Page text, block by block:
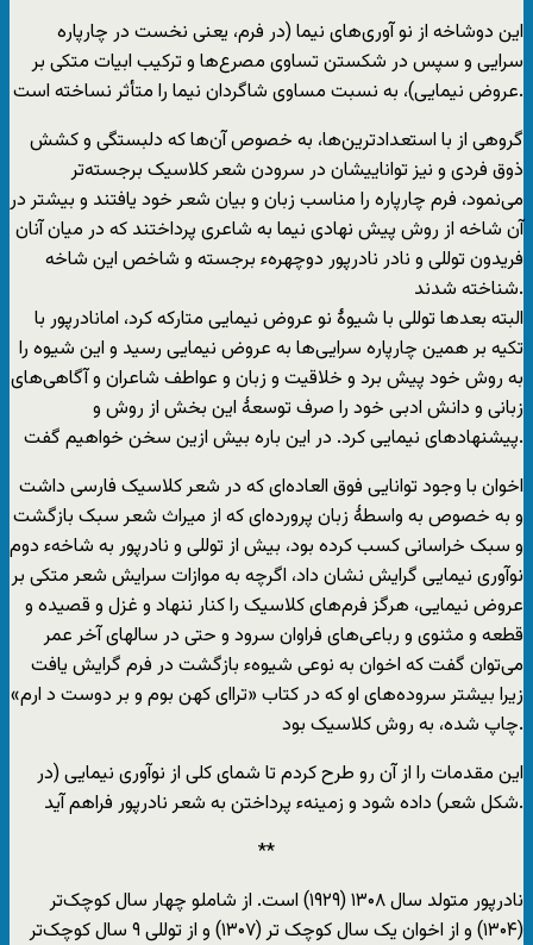
این دوشاخه از نو آوری‌های نیما (در فرم، یعنی نخست در چارپاره
سرایی و سپس در شکستن تساوی مصرع‌ها و ترکیب ابیات متکی بر
عروض نیمایی)، به نسبت مساوی شاگردان نیما را متأثر نساخته است.
گروهی از با استعداد‌ترین‌ها، به خصوص آن‌ها که دلبستگی و کشش
ذوق فردی و نیز تواناییشان در سرودن شعر کلاسیک برجسته‌‌تر
می‌نمود، فرم چارپاره را مناسب زبان و بیان شعر خود یافتند و بیشتر در
آن شاخه از روش پیش نهادی نیما به شاعری پرداختند که در میان آنان
فریدون توللی و نادر نادرپور دوچهرهء برجسته و شاخص این شاخه
شناخته شدند.
البته بعد‌ها توللی با شیوۀ نو عروض نیمایی متارکه کرد، امانادرپور با
تکیه بر همین چارپاره سرایی‌ها به عروض نیمایی رسید و این شیوه را
به روش خود پیش برد و خلاقیت و زبان و عواطف شاعران و آگاهی‌های
زبانی و دانش ادبی خود را صرف توسعۀ این بخش از روش و
پیشنهاد‌های نیمایی کرد. در این باره بیش ازین سخن خواهیم گفت.
اخوان با وجود توانایی فوق العاده‌ای که در شعر کلاسیک فارسی داشت
و به خصوص به واسطۀ زبان پرورده‌ای که از میراث شعر سبک بازگشت
و سبک خراسانی کسب کرده بود، بیش از توللی و نادرپور به شاخهء دوم
نوآوری نیمایی گرایش نشان داد، اگرچه به موازات سرایش شعر متکی بر
عروض نیمایی، هرگز فرم‌های کلاسیک را کنار ننهاد و غزل و قصیده و
قطعه و مثنوی و رباعی‌های فراوان سرود و حتی در سالهای آخر عمر
می‌توان گفت که اخوان به نوعی شیوهء بازگشت در فرم گرایش یافت
زیرا بیشتر سروده‌های او که در کتاب «ترا‌ای کهن بوم و بر دوست د ارم»
چاپ شده، به روش کلاسیک بود.
این مقدمات را از آن رو طرح کردم تا شمای کلی از نوآوری نیمایی (در
شکل شعر) داده شود و زمینهء پرداختن به شعر نادرپور فراهم آید.
**
نادرپور متولد سال ۱۳۰۸ (۱۹۲۹) است. از شاملو چهار سال کوچک‌تر
(۱۳۰۴) و از اخوان یک سال کوچک ‌تر (۱۳۰۷) و از توللی ۹ سال کوچک‌‌تر